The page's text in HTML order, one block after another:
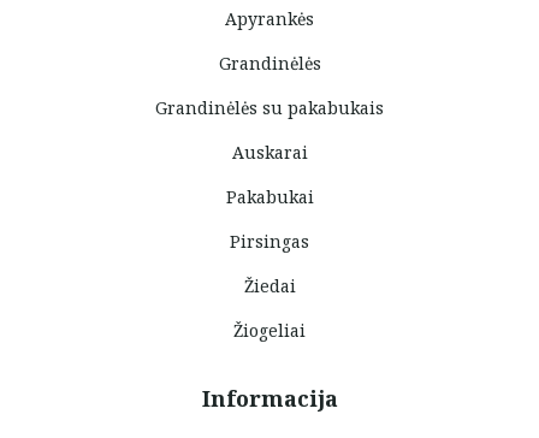
Apyrankės
Grandinėlės
Grandinėlės su pakabukais
Auskarai
Pakabukai
Pirsingas
Žiedai
Žiogeliai
Informacija